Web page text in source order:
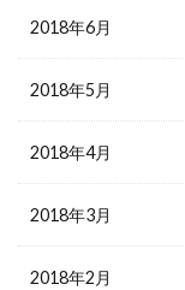
2018年6月
2018年5月
2018年4月
2018年3月
2018年2月